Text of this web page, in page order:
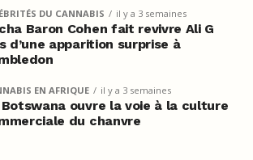
DU CANNABIS il y a 3 semaines
Baron Cohen fait revivre Ali G
d’une apparition surprise à
EN AFRIQUE il y a 3 semaines
Botswana ouvre la voie à la culture
du chanvre